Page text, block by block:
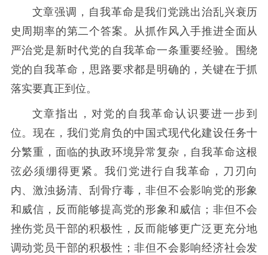
文章强调，自我革命是我们党跳出治乱兴衰历
史周期率的第二个答案。从抓作风入手推进全面从
严治党是新时代党的自我革命一条重要经验。围绕
党的自我革命，思路要求都是明确的，关键在于抓
落实要真正到位。
文章指出，对党的自我革命认识要进一步到
位。现在，我们党肩负的中国式现代化建设任务十
分繁重，面临的执政环境异常复杂，自我革命这根
弦必须绷得更紧。我们党进行自我革命，刀刃向
内、激浊扬清、刮骨疗毒，非但不会影响党的形象
和威信，反而能够提高党的形象和威信；非但不会
挫伤党员干部的积极性，反而能够更广泛更充分地
调动党员干部的积极性；非但不会影响经济社会发